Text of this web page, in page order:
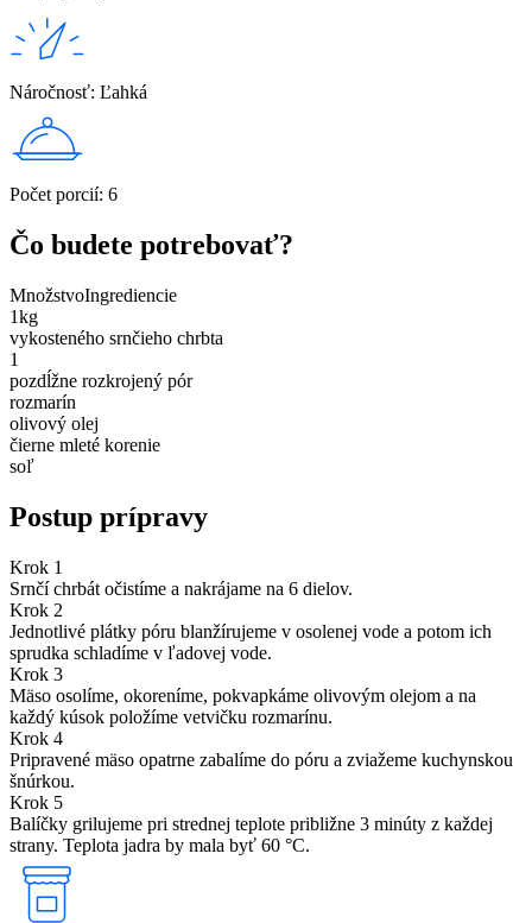
Náročnosť: Ľahká
Počet porcií: 6
Čo budete potrebovať?
MnožstvoIngrediencie
1kg
vykosteného srnčieho chrbta
1
pozdĺžne rozkrojený pór
rozmarín
olivový olej
čierne mleté korenie
soľ
Postup prípravy
Krok 1
Srnčí chrbát očistíme a nakrájame na 6 dielov.
Krok 2
Jednotlivé plátky póru blanžírujeme v osolenej vode a potom ich
sprudka schladíme v ľadovej vode.
Krok 3
Mäso osolíme, okoreníme, pokvapkáme olivovým olejom a na
každý kúsok položíme vetvičku rozmarínu.
Krok 4
Pripravené mäso opatrne zabalíme do póru a zviažeme kuchynskou
šnúrkou.
Krok 5
Balíčky grilujeme pri strednej teplote približne 3 minúty z každej
strany. Teplota jadra by mala byť 60 °C.